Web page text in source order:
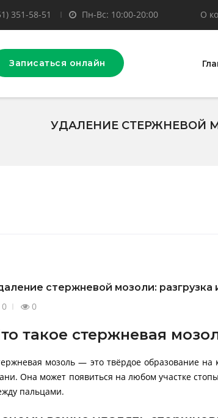
351-58-51 Пн-Вс: 10:00-20:00 О
Записаться онлайн
УДАЛЕНИЕ СТЕРЖНЕВОЙ
стержневой мозоли:
0
0
такое стержневая
мозоль — это твёрдое образование
Она может появиться на любом участке
пальцами.